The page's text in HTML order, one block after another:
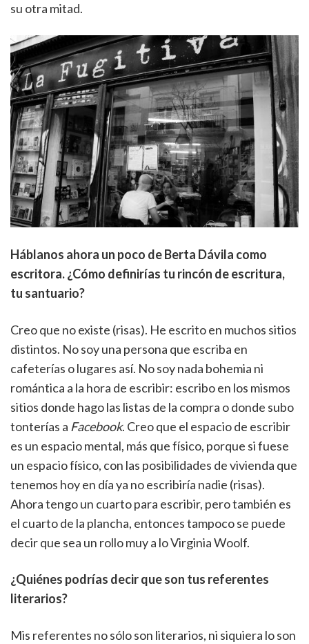
su otra mitad.
Háblanos ahora un poco de Berta Dávila como
escritora. ¿Cómo definirías tu rincón de escritura,
tu santuario?
Creo que no existe (risas). He escrito en muchos sitios
distintos. No soy una persona que escriba en
cafeterías o lugares así. No soy nada bohemia ni
romántica a la hora de escribir: escribo en los mismos
sitios donde hago las listas de la compra o donde subo
tonterías a Facebook. Creo que el espacio de escribir
es un espacio mental, más que físico, porque si fuese
un espacio físico, con las posibilidades de vivienda que
tenemos hoy en día ya no escribiría nadie (risas).
Ahora tengo un cuarto para escribir, pero también es
el cuarto de la plancha, entonces tampoco se puede
decir que sea un rollo muy a lo Virginia Woolf.
¿Quiénes podrías decir que son tus referentes
literarios?
Mis referentes no sólo son literarios, ni siquiera lo son